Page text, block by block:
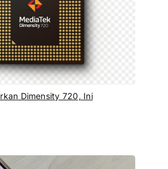
Dimensity 720, Ini